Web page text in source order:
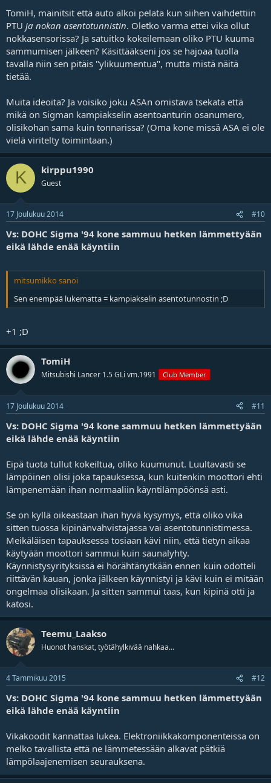
TomiH, mainitsit että auto alkoi pelata kun siihen vaihdettiin
PTU ja nokan asentotunnistin. Oletko varma ettei vika ollut
nokkasensorissa? Ja satuitko kokeilemaan oliko PTU kuuma
sammumisen jälkeen? Käsittääkseni jos se hajoaa tuolla
tavalla niin sen pitäis "ylikuumentua", mutta mistä näitä
tietää.
Muita ideoita? Ja voisiko joku ASAn omistava tsekata että
mikä on Sigman kampiakselin asentoanturin osanumero,
olisikohan sama kuin tonnarissa? (Oma kone missä ASA ei ole
vielä viritelty toimintaan.)
K kirppu1990
Guest
17 Joulukuu 2014 #10
Vs: DOHC Sigma '94 kone sammuu hetken lämmettyään
eikä lähde enää käyntiin
mitsumikko sanoi
Sen enempää lukematta = kampiakselin asentotunnostin ;D
+1 ;D
TomiH
Mitsubishi Lancer 1.5 GLi vm.1991 Club Member
17 Joulukuu 2014 #11
Vs: DOHC Sigma '94 kone sammuu hetken lämmettyään
eikä lähde enää käyntiin
Eipä tuota tullut kokeiltua, oliko kuumunut. Luultavasti se
lämpöinen olisi joka tapauksessa, kun kuitenkin moottori ehti
lämpenemään ihan normaaliin käyntilämpöönsä asti.
Se on kyllä oikeastaan ihan hyvä kysymys, että oliko vika
sitten tuossa kipinänvahvistajassa vai asentotunnistimessa.
Meikäläisen tapauksessa tosiaan kävi niin, että tietyn aikaa
käytyään moottori sammui kuin saunalyhty.
Käynnistysyrityksissä ei hörähtänytkään ennen kuin odotteli
riittävän kauan, jonka jälkeen käynnistyi ja kävi kuin ei mitään
ongelmaa olisikaan. Ja sitten sammui taas, kun kipinä otti ja
katosi.
Teemu_Laakso
Huonot hanskat, työtähylkivää nahkaa...
4 Tammikuu 2015 #12
Vs: DOHC Sigma '94 kone sammuu hetken lämmettyään
eikä lähde enää käyntiin
Vikakoodit kannattaa lukea. Elektroniikkakomponenteissa on
melko tavallista että ne lämmetessään alkavat pätkiä
lämpölaajenemisen seurauksena.